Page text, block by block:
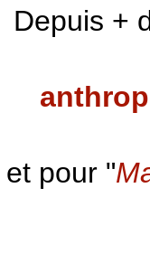
Depuis +
et pour "